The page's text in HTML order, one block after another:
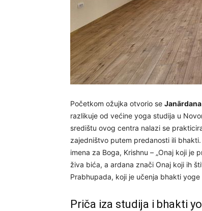
Početkom ožujka otvorio se
razlikuje od većine yoga studija u
središtu ovog centra nalazi se
zajedništvo putem predanosti ili
imena za Boga, Krishnu – „Onaj koji je
živa bića, a ardana znači Onaj koji ih
Prabhupada, koji je učenja bhakti
Priča iza studija i bhakti